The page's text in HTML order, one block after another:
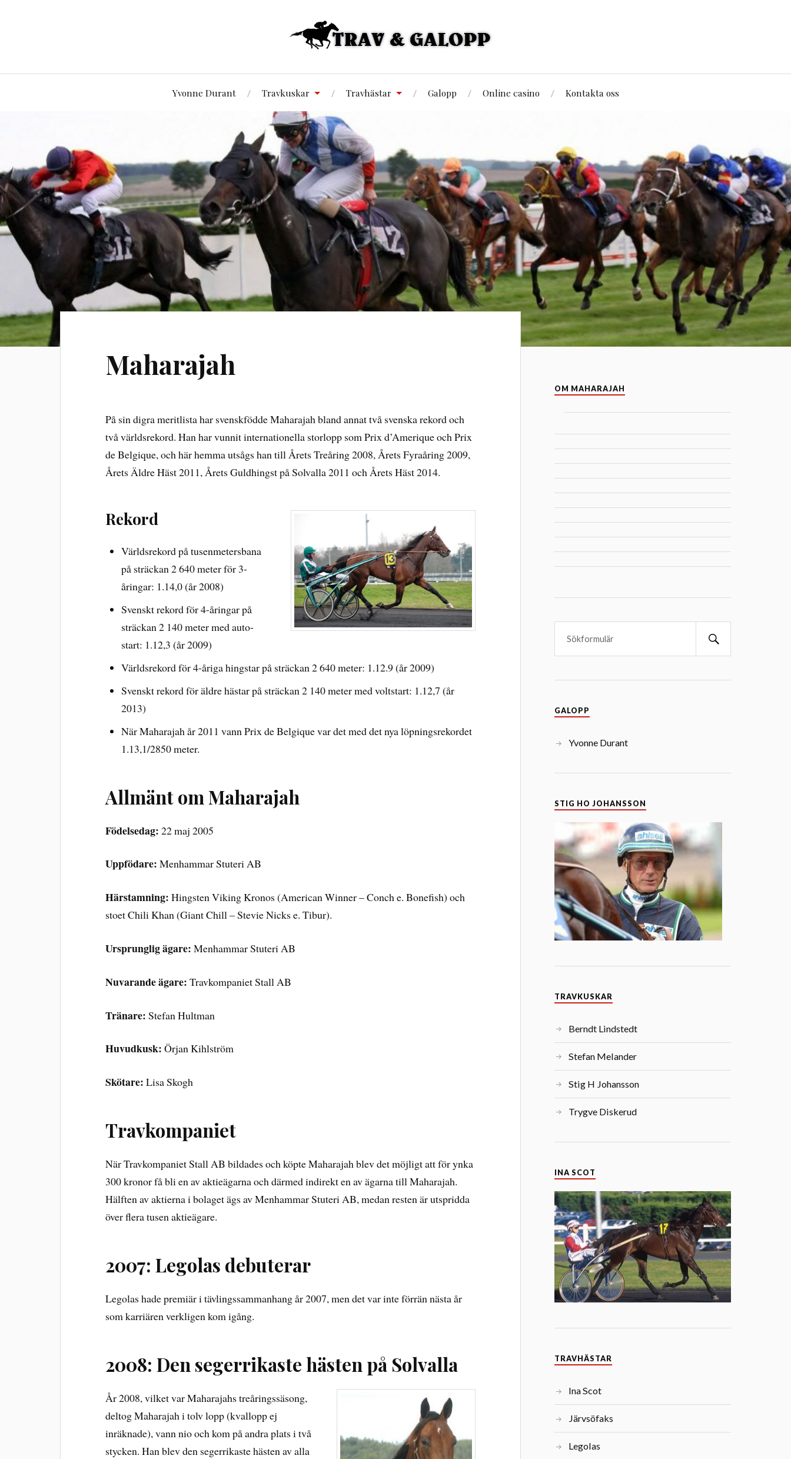
Yvonne Durant Travkuskar Travhästar Galopp Online casino Kontakta oss
Maharajah
På sin digra meritlista har svenskfödde Maharajah bland annat två svenska rekord och
två världsrekord. Han har vunnit internationella storlopp som Prix d’Amerique och Prix
de Belgique, och här hemma utsågs han till Årets Treåring 2008, Årets Fyraåring 2009,
Årets Äldre Häst 2011, Årets Guldhingst på Solvalla 2011 och Årets Häst 2014.
Rekord
Världsrekord på tusenmetersbana
på sträckan 2 640 meter för 3-
åringar: 1.14,0 (år 2008)
Svenskt rekord för 4-åringar på
sträckan 2 140 meter med auto-
start: 1.12,3 (år 2009)
Världsrekord för 4-åriga hingstar på sträckan 2 640 meter: 1.12.9 (år 2009)
Svenskt rekord för äldre hästar på sträckan 2 140 meter med voltstart: 1.12,7 (år
2013)
När Maharajah år 2011 vann Prix de Belgique var det med det nya löpningsrekordet
1.13,1/2850 meter.
Allmänt om Maharajah
Födelsedag: 22 maj 2005
Uppfödare: Menhammar Stuteri AB
Härstamning: Hingsten Viking Kronos (American Winner – Conch e. Bonefish) och
stoet Chili Khan (Giant Chill – Stevie Nicks e. Tibur).
Ursprunglig ägare: Menhammar Stuteri AB
Nuvarande ägare: Travkompaniet Stall AB
Tränare: Stefan Hultman
Huvudkusk: Örjan Kihlström
Skötare: Lisa Skogh
Travkompaniet
När Travkompaniet Stall AB bildades och köpte Maharajah blev det möjligt att för ynka
300 kronor få bli en av aktieägarna och därmed indirekt en av ägarna till Maharajah.
Hälften av aktierna i bolaget ägs av Menhammar Stuteri AB, medan resten är utspridda
över flera tusen aktieägare.
2007: Legolas debuterar
Legolas hade premiär i tävlingssammanhang år 2007, men det var inte förrän nästa år
som karriären verkligen kom igång.
2008: Den segerrikaste hästen på Solvalla
År 2008, vilket var Maharajahs treåringssäsong,
deltog Maharajah i tolv lopp (kvallopp ej
inräknade), vann nio och kom på andra plats i två
stycken. Han blev den segerrikaste hästen av alla
OM MAHARAJAH
GALOPP
Yvonne Durant
STIG HO JOHANSSON
TRAVKUSKAR
Berndt Lindstedt
Stefan Melander
Stig H Johansson
Trygve Diskerud
INA SCOT
TRAVHÄSTAR
Ina Scot
Järvsöfaks
Legolas